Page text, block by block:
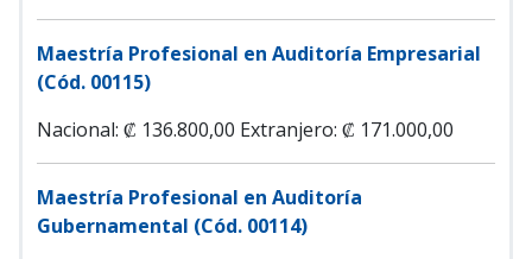
Maestría Profesional en Auditoría Empresarial
(Cód. 00115)
Nacional: ₡ 136.800,00 Extranjero: ₡ 171.000,00
Maestría Profesional en Auditoría
Gubernamental (Cód. 00114)